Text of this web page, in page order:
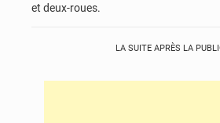
et deux-roues.
LA SUITE APRÈS LA